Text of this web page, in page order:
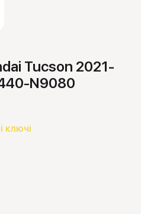
Tucson 2021-
N9080
ключі